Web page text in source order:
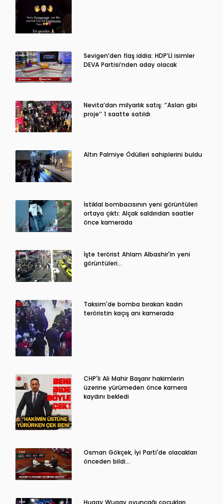
Sevigen’den flaş iddia: HDP’Lİ isimler
DEVA Partisi’nden aday olacak
Nevita’dan milyarlık satış: ‘’Aslan gibi
proje’’ 1 saatte satıldı
Altın Palmiye Ödülleri sahiplerini buldu
İstiklal bombacısının yeni görüntüleri
ortaya çıktı: Alçak saldırıdan saatler
önce kamerada
İşte terörist Ahlam Albashir'in yeni
görüntüleri…
Taksim'de bomba bırakan kadın
teröristin kaçış anı kamerada
CHP'li Ali Mahir Başarır hakimlerin
üzerine yürümeden önce kamera
kaydını bekledi
Osman Gökçek, İyi Parti'de olacakları
önceden bildi...
Huggy Wuggy oyuncağı çocukları